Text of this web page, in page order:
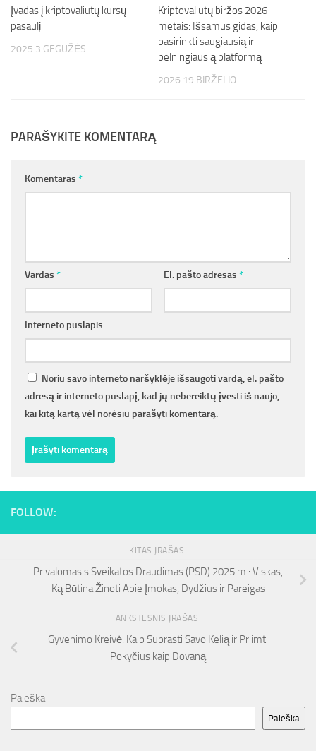
Įvadas į kriptovaliutų kursų
pasaulį
2025 3 GEGUŽĖS
Kriptovaliutų biržos 2026
metais: Išsamus gidas, kaip
pasirinkti saugiausią ir
pelningiausią platformą
2026 19 BIRŽELIO
PARAŠYKITE KOMENTARĄ
Komentaras *
Vardas * El. pašto adresas *
Interneto puslapis
Noriu savo interneto naršyklėje išsaugoti vardą, el. pašto
adresą ir interneto puslapį, kad jų nebereiktų įvesti iš naujo,
kai kitą kartą vėl norėsiu parašyti komentarą.
FOLLOW:
KITAS ĮRAŠAS
Privalomasis Sveikatos Draudimas (PSD) 2025 m.: Viskas,
Ką Būtina Žinoti Apie Įmokas, Dydžius ir Pareigas
ANKSTESNIS ĮRAŠAS
Gyvenimo Kreivė: Kaip Suprasti Savo Kelią ir Priimti
Pokyčius kaip Dovaną
Paieška
Paieška